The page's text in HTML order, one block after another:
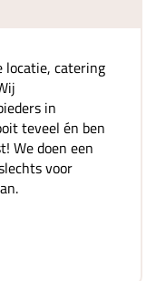
locatie, catering
in
teveel én ben
We doen een
voor